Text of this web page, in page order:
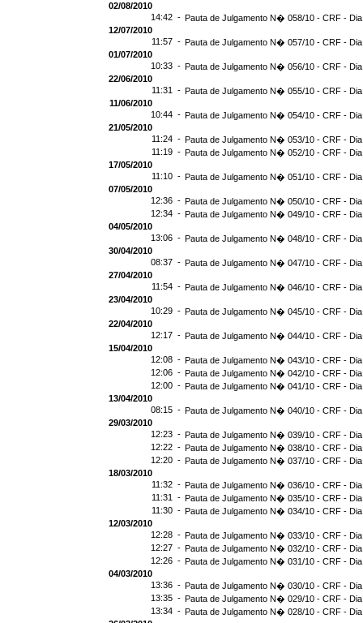
02/08/2010
14:42 - Pauta de Julgamento N� 058/10 - CRF -
12/07/2010
11:57 - Pauta de Julgamento N� 057/10 - CRF -
01/07/2010
10:33 - Pauta de Julgamento N� 056/10 - CRF -
22/06/2010
11:31 - Pauta de Julgamento N� 055/10 - CRF -
11/06/2010
10:44 - Pauta de Julgamento N� 054/10 - CRF -
21/05/2010
11:24 - Pauta de Julgamento N� 053/10 - CRF -
11:19 - Pauta de Julgamento N� 052/10 - CRF -
17/05/2010
11:10 - Pauta de Julgamento N� 051/10 - CRF -
07/05/2010
12:36 - Pauta de Julgamento N� 050/10 - CRF -
12:34 - Pauta de Julgamento N� 049/10 - CRF - Dia
04/05/2010
13:06 - Pauta de Julgamento N� 048/10 - CRF -
30/04/2010
08:37 - Pauta de Julgamento N� 047/10 - CRF -
27/04/2010
11:54 - Pauta de Julgamento N� 046/10 - CRF -
23/04/2010
10:29 - Pauta de Julgamento N� 045/10 - CRF -
22/04/2010
12:17 - Pauta de Julgamento N� 044/10 - CRF -
15/04/2010
12:08 - Pauta de Julgamento N� 043/10 - CRF -
12:06 - Pauta de Julgamento N� 042/10 - CRF -
12:00 - Pauta de Julgamento N� 041/10 - CRF -
13/04/2010
08:15 - Pauta de Julgamento N� 040/10 - CRF -
29/03/2010
12:23 - Pauta de Julgamento N� 039/10 - CRF -
12:22 - Pauta de Julgamento N� 038/10 - CRF -
12:20 - Pauta de Julgamento N� 037/10 - CRF -
18/03/2010
11:32 - Pauta de Julgamento N� 036/10 - CRF -
11:31 - Pauta de Julgamento N� 035/10 - CRF -
11:30 - Pauta de Julgamento N� 034/10 - CRF -
12/03/2010
12:28 - Pauta de Julgamento N� 033/10 - CRF -
12:27 - Pauta de Julgamento N� 032/10 - CRF -
12:26 - Pauta de Julgamento N� 031/10 - CRF -
04/03/2010
13:36 - Pauta de Julgamento N� 030/10 - CRF - Dia
13:35 - Pauta de Julgamento N� 029/10 - CRF -
13:34 - Pauta de Julgamento N� 028/10 - CRF -